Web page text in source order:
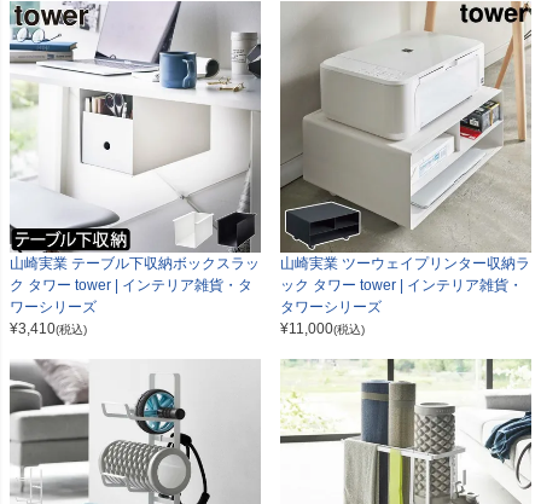
山崎実業 テーブル下収納ボックスラッ
ク タワー tower | インテリア雑貨・タ
ワーシリーズ
¥3,410(税込)
山崎実業 ツーウェイプリンター収納ラ
ック タワー tower | インテリア雑貨・
タワーシリーズ
¥11,000(税込)